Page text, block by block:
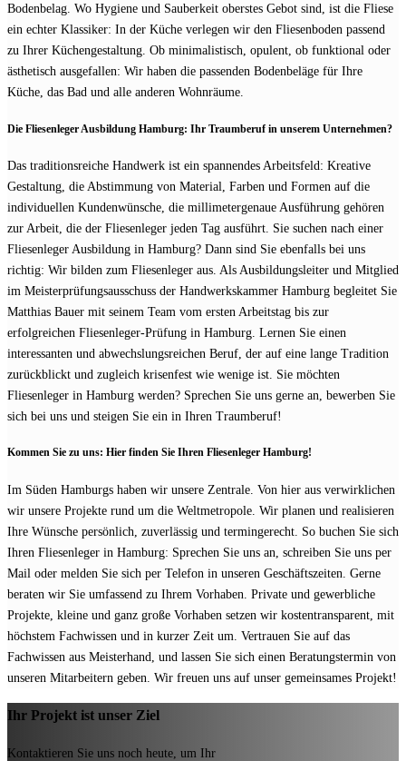
Bodenbelag. Wo Hygiene und Sauberkeit oberstes Gebot sind, ist die Fliese
ein echter Klassiker: In der Küche verlegen wir den Fliesenboden passend
zu Ihrer Küchengestaltung. Ob minimalistisch, opulent, ob funktional oder
ästhetisch ausgefallen: Wir haben die passenden Bodenbeläge für Ihre
Küche, das Bad und alle anderen Wohnräume.
Die Fliesenleger Ausbildung Hamburg: Ihr Traumberuf in unserem Unternehmen?
Das traditionsreiche Handwerk ist ein spannendes Arbeitsfeld: Kreative
Gestaltung, die Abstimmung von Material, Farben und Formen auf die
individuellen Kundenwünsche, die millimetergenaue Ausführung gehören
zur Arbeit, die der Fliesenleger jeden Tag ausführt. Sie suchen nach einer
Fliesenleger Ausbildung in Hamburg? Dann sind Sie ebenfalls bei uns
richtig: Wir bilden zum Fliesenleger aus. Als Ausbildungsleiter und Mitglied
im Meisterprüfungsausschuss der Handwerkskammer Hamburg begleitet Sie
Matthias Bauer mit seinem Team vom ersten Arbeitstag bis zur
erfolgreichen Fliesenleger-Prüfung in Hamburg. Lernen Sie einen
interessanten und abwechslungsreichen Beruf, der auf eine lange Tradition
zurückblickt und zugleich krisenfest wie wenige ist. Sie möchten
Fliesenleger in Hamburg werden? Sprechen Sie uns gerne an, bewerben Sie
sich bei uns und steigen Sie ein in Ihren Traumberuf!
Kommen Sie zu uns: Hier finden Sie Ihren Fliesenleger Hamburg!
Im Süden Hamburgs haben wir unsere Zentrale. Von hier aus verwirklichen
wir unsere Projekte rund um die Weltmetropole. Wir planen und realisieren
Ihre Wünsche persönlich, zuverlässig und termingerecht. So buchen Sie sich
Ihren Fliesenleger in Hamburg: Sprechen Sie uns an, schreiben Sie uns per
Mail oder melden Sie sich per Telefon in unseren Geschäftszeiten. Gerne
beraten wir Sie umfassend zu Ihrem Vorhaben. Private und gewerbliche
Projekte, kleine und ganz große Vorhaben setzen wir kostentransparent, mit
höchstem Fachwissen und in kurzer Zeit um. Vertrauen Sie auf das
Fachwissen aus Meisterhand, und lassen Sie sich einen Beratungstermin von
unseren Mitarbeitern geben. Wir freuen uns auf unser gemeinsames Projekt!
Ihr Projekt ist unser Ziel
Kontaktieren Sie uns noch heute, um Ihr